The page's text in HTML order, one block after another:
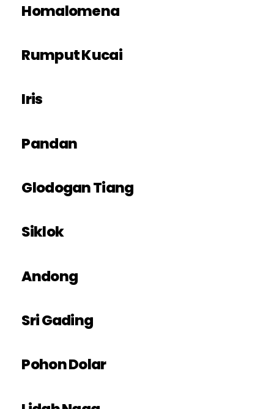
Homalomena
Rumput Kucai
Iris
Pandan
Glodogan Tiang
Siklok
Andong
Sri Gading
Pohon Dolar